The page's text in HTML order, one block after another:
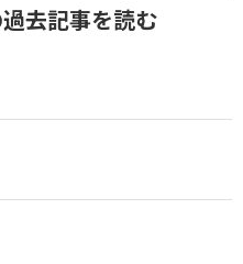
去記事を読む